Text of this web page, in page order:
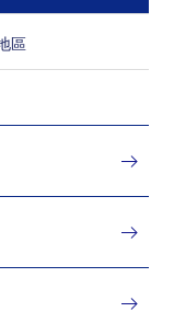
區